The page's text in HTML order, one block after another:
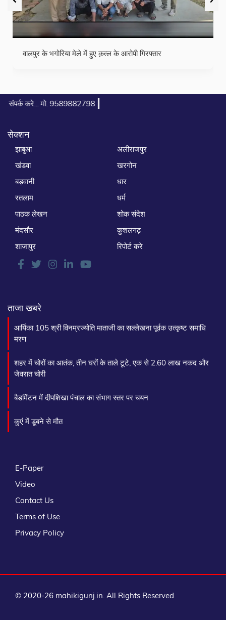
छः वर्षीय इजहान पठान ने रखा रोजा
|
सेक्शन
झाबुआ
अलीराजपुर
खंडवा
खरगोन
बड़वानी
धार
रतलाम
धर्म
पाठक लेखन
शोक संदेश
मंदसौर
कुशलगढ़
शाजापुर
रिपोर्ट करे
ताजा खबरे
आर्यिका 105 श्री विनम्रज्योति माताजी का सल्लेखना पूर्वक उत्कृष्ट समाधि
मरण
शहर में चोरों का आतंक, तीन घरों के ताले टूटे, एक से 2.60 लाख नकद और
जेवरात चोरी
बैडमिंटन में दीपशिखा पंचाल का संभाग स्तर पर चयन
कुएं में डूबने से मौत
E-Paper
Video
Contact Us
Terms of Use
Privacy Policy
© 2020-26 mahikigunj.in. All Rights Reserved